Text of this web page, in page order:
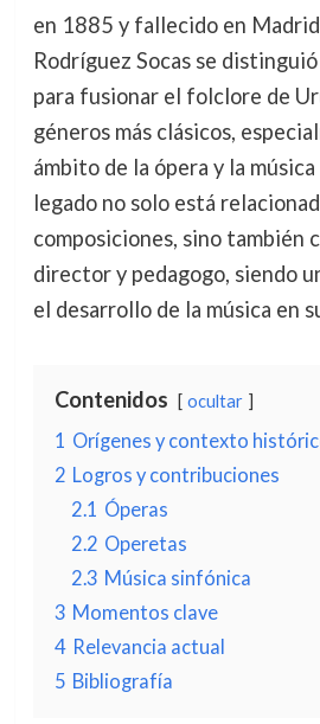
en 1885 y fallecido en
Rodríguez Socas se
para fusionar el folclore de
géneros más clásicos,
ámbito de la ópera y la
legado no solo está
composiciones, sino también
director y pedagogo, siendo
el desarrollo de la música en
Contenidos ocultar
1 Orígenes y contexto
2 Logros y contribuciones
2.1 Óperas
2.2 Operetas
2.3 Música sinfónica
3 Momentos clave
4 Relevancia actual
5 Bibliografía